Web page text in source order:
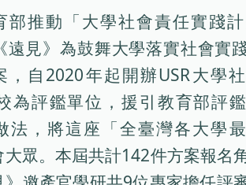
部推動「大學社會責任實踐計
《遠見》為鼓舞大學落實社會實
，自2020年起開辦USR大學
為評鑑單位，援引教育部評
法，將這座「全臺灣各大學
眾。本屆共計142件方案報名